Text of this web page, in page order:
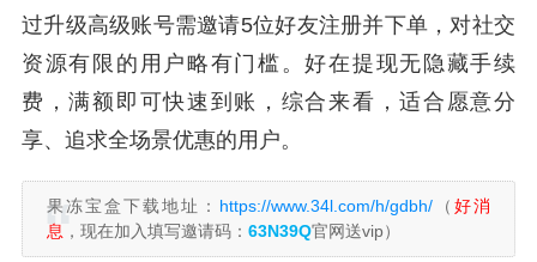
过升级高级账号需邀请5位好友注册并下单，对社交
资源有限的用户略有门槛。好在提现无隐藏手续
费，满额即可快速到账，综合来看，适合愿意分
享、追求全场景优惠的用户。
果冻宝盒下载地址： https://www.34l.com/h/gdbh/ （ 好消
息 ，现在加入填写邀请码： 63N39Q官网送vip）